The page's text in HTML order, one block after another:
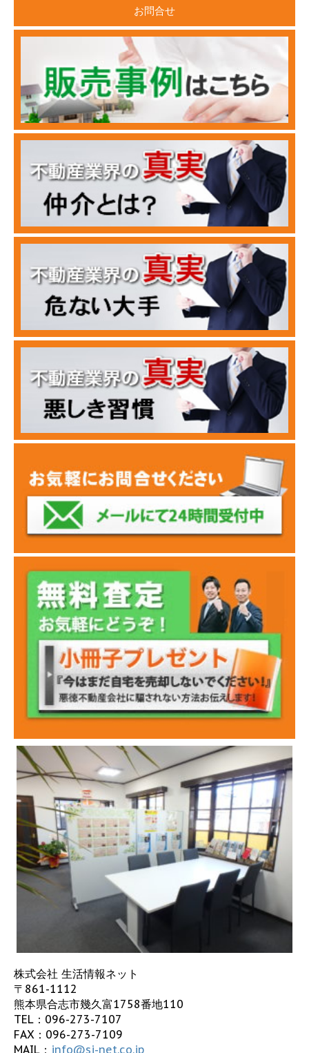
お問合せ
株式会社 生活情報ネット
〒861-1112
熊本県合志市幾久富1758番地110
TEL： 096-273-7107
FAX：096-273-7109
MAIL： info@sj-net.co.jp